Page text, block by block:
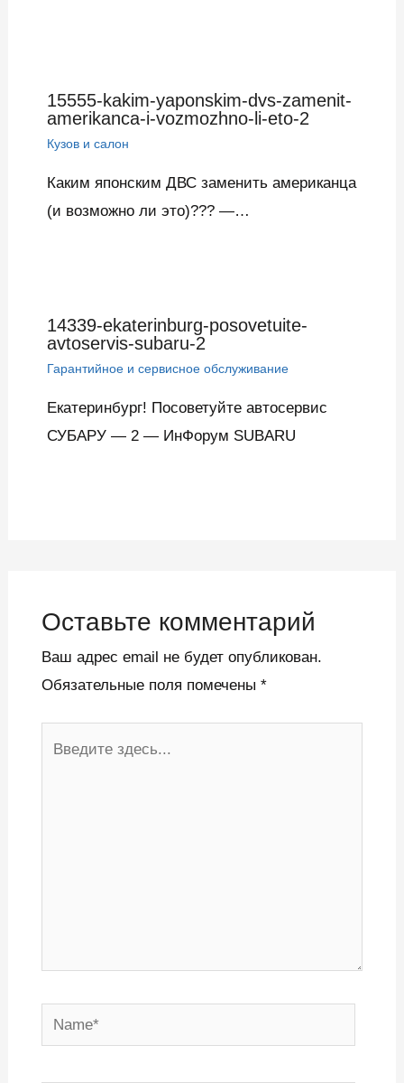
15555-kakim-yaponskim-dvs-zamenit-
amerikanca-i-vozmozhno-li-eto-2
Кузов и салон
Каким японским ДВС заменить американца
(и возможно ли это)??? —…
14339-ekaterinburg-posovetuite-
avtoservis-subaru-2
Гарантийное и сервисное обслуживание
Екатеринбург! Посоветуйте автосервис
СУБАРУ — 2 — ИнФорум SUBARU
Оставьте комментарий
Ваш адрес email не будет опубликован.
Обязательные поля помечены *
Name*